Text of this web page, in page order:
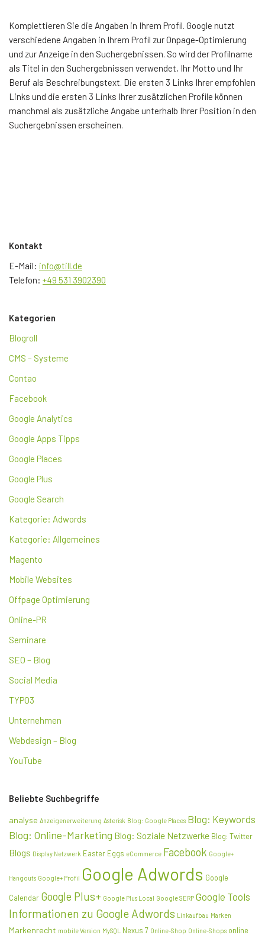
Komplettieren Sie die Angaben in Ihrem Profil. Google nutzt
verschiedene Angaben in Ihrem Profil zur Onpage-Optimierung
und zur Anzeige in den Suchergebnissen. So wird der Profilname
als Titel in den Suchergebnissen verwendet, Ihr Motto und Ihr
Beruf als Beschreibungstext. Die ersten 3 Links Ihrer empfohlen
Links und die ersten 3 Links Ihrer zusätzlichen Profile können
manchmal als zusätzliche Angabe unterhalb Ihrer Position in den
Suchergebnissen erscheinen.
Kontakt
E-Mail: info@till.de
Telefon: +49 531 3902390
Kategorien
Blogroll
CMS – Systeme
Contao
Facebook
Google Analytics
Google Apps Tipps
Google Places
Google Plus
Google Search
Kategorie: Adwords
Kategorie: Allgemeines
Magento
Mobile Websites
Offpage Optimierung
Online-PR
Seminare
SEO – Blog
Social Media
TYPO3
Unternehmen
Webdesign – Blog
YouTube
Beliebte Suchbegriffe
analyse Anzeigenerweiterung Asterisk Blog: Google Places Blog: Keywords
Blog: Online-Marketing Blog: Soziale Netzwerke Blog: Twitter
Blogs Display Netzwerk Easter Eggs eCommerce Facebook Google+
Hangouts Google+ Profil Google Adwords Google
Calendar Google Plus+ Google Plus Local Google SERP Google Tools
Informationen zu Google Adwords Linkaufbau Marken
Markenrecht mobile Version MySQL Nexus 7 Online-Shop Online-Shops online